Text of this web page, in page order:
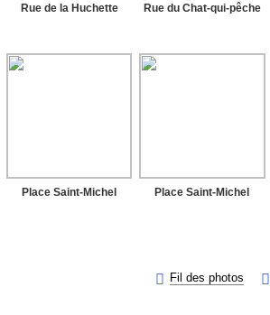
Rue de la Huchette Rue du Chat-qui-pêche
Place Saint-Michel Place Saint-Michel
 Fil des photos 